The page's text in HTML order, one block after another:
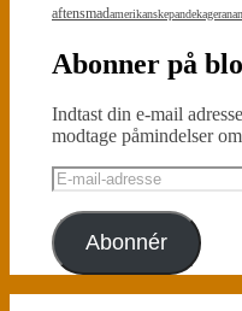
aftensmadamerikanskepandekager
Abonner på
Indtast din e-mail
modtage påmindelser
E-
mail-
adresse
Abonnér